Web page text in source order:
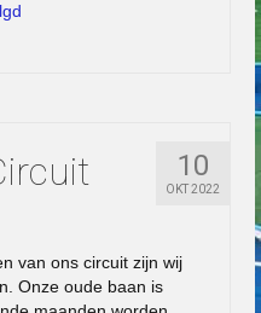
10
OKT 2022
van ons circuit zijn wij
Onze oude baan is